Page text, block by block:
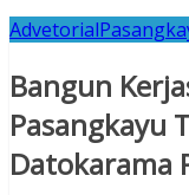
Advetorial
Bangun
Pasangkayu
Datokarama